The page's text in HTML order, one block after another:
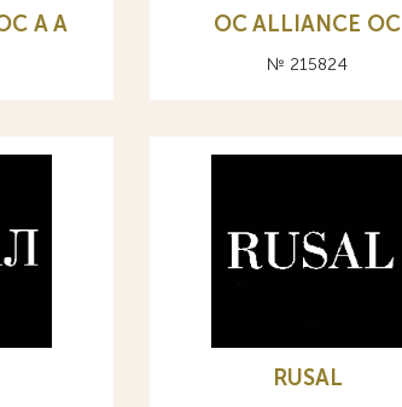
A А OC ALLIANCE ОС
№ 215824
RUSAL